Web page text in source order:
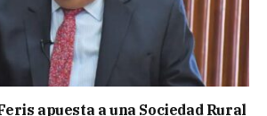
apuesta a una Sociedad Rural